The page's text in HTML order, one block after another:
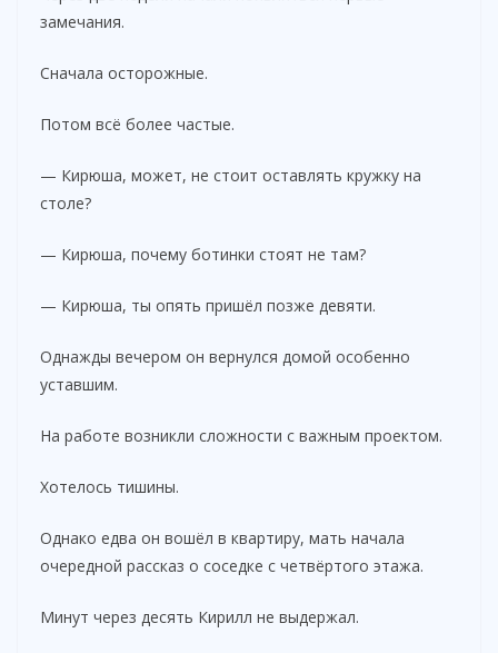
замечания.
Сначала осторожные.
Потом всё более частые.
— Кирюша, может, не стоит оставлять кружку на
столе?
— Кирюша, почему ботинки стоят не там?
— Кирюша, ты опять пришёл позже девяти.
Однажды вечером он вернулся домой особенно
уставшим.
На работе возникли сложности с важным проектом.
Хотелось тишины.
Однако едва он вошёл в квартиру, мать начала
очередной рассказ о соседке с четвёртого этажа.
Минут через десять Кирилл не выдержал.